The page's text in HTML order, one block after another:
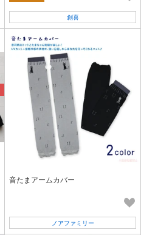
創喜
音たまアームカバー
ノアファミリー